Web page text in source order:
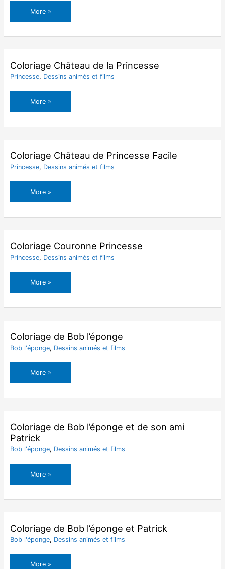
Coloriage
Bob
More »
Coloriage Château de la Princesse
Princesse, Dessins animés et films
Coloriage
Château
More »
Coloriage Château de Princesse Facile
Princesse, Dessins animés et films
Coloriage
Château
More »
Coloriage Couronne Princesse
Princesse, Dessins animés et films
Coloriage
Couronne
More »
Coloriage de Bob l’éponge
Bob l'éponge, Dessins animés et films
Coloriage
de
More »
Coloriage de Bob l’éponge et de son ami
Patrick
Bob l'éponge, Dessins animés et films
Coloriage
de
de
son
More »
Coloriage de Bob l’éponge et Patrick
Bob l'éponge, Dessins animés et films
Coloriage
More »